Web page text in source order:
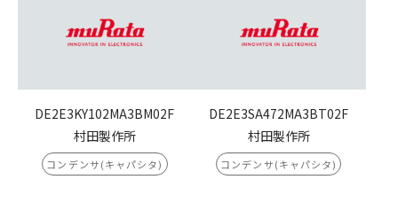
DE2E3KY102MA3BM02F
村田製作所
コンデンサ(キャパシタ)
DE2E3SA472MA3BT02F
村田製作所
コンデンサ(キャパシタ)